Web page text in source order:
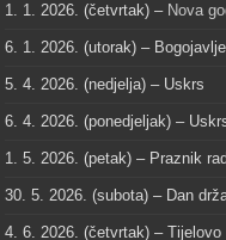
1. 1. 2026. (četvrtak) – Nova
6. 1. 2026. (utorak) –
5. 4. 2026. (nedjelja) – Uskrs
6. 4. 2026. (ponedjeljak) –
1. 5. 2026. (petak) – Praznik
30. 5. 2026. (subota) – Dan
4. 6. 2026. (četvrtak) – Tijelovo